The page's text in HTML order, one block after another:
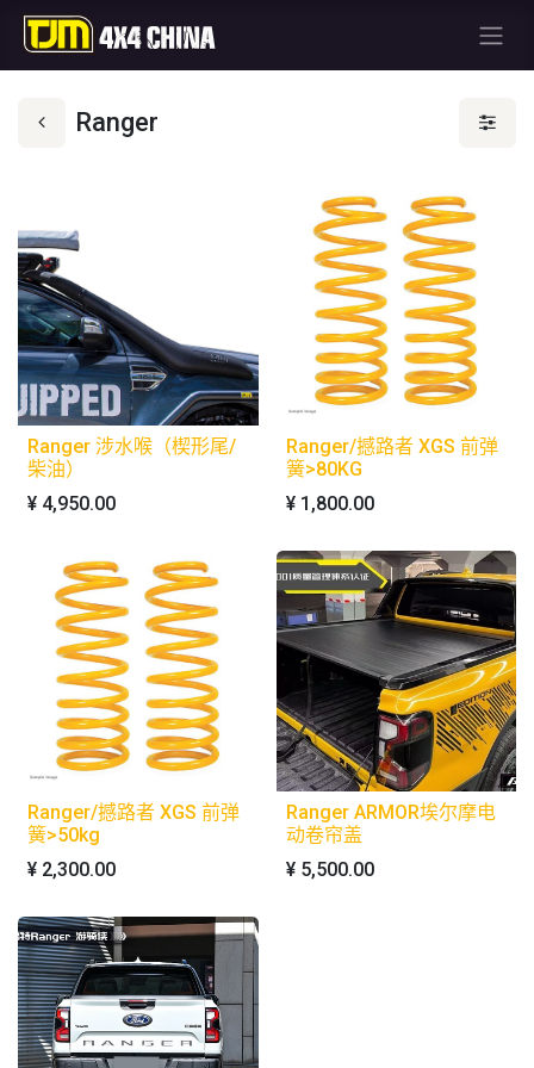
Ranger
Ranger 涉水喉（楔形尾/
柴油）
¥ 4,950.00
Ranger/撼路者 XGS 前弹
簧>80KG
¥ 1,800.00
Ranger/撼路者 XGS 前弹
簧>50kg
¥ 2,300.00
Ranger ARMOR埃尔摩电
动卷帘盖
¥ 5,500.00